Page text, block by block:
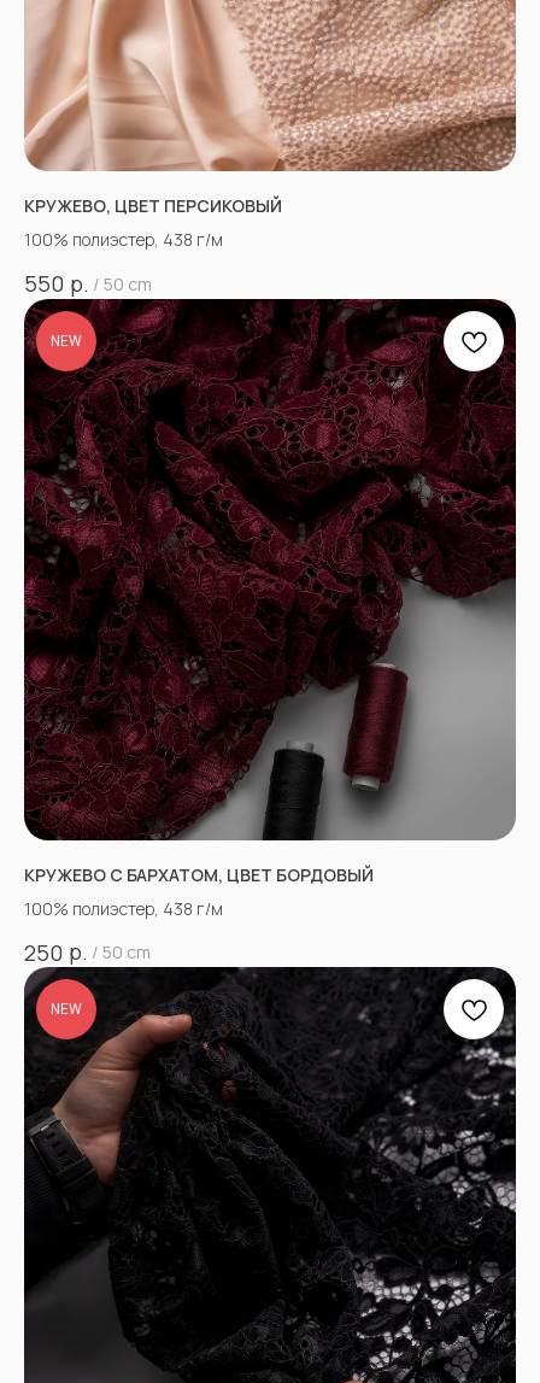
КРУЖЕВО, ЦВЕТ ПЕРСИКОВЫЙ
100% полиэстер, 438 г/м
550 р. / 50 cm
NEW
КРУЖЕВО С БАРХАТОМ, ЦВЕТ БОРДОВЫЙ
100% полиэстер, 438 г/м
250 р. / 50 cm
NEW